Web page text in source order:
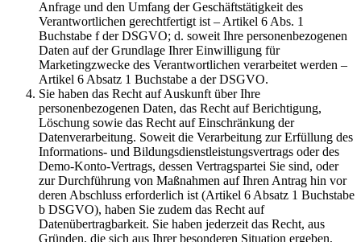
Anfrage und den Umfang der Geschäftstätigkeit des
Verantwortlichen gerechtfertigt ist – Artikel 6 Abs. 1
Buchstabe f der DSGVO; d. soweit Ihre personenbezogenen
Daten auf der Grundlage Ihrer Einwilligung für
Marketingzwecke des Verantwortlichen verarbeitet werden –
Artikel 6 Absatz 1 Buchstabe a der DSGVO.
Sie haben das Recht auf Auskunft über Ihre
personenbezogenen Daten, das Recht auf Berichtigung,
Löschung sowie das Recht auf Einschränkung der
Datenverarbeitung. Soweit die Verarbeitung zur Erfüllung des
Informations- und Bildungsdienstleistungsvertrags oder des
Demo-Konto-Vertrags, dessen Vertragspartei Sie sind, oder
zur Durchführung von Maßnahmen auf Ihren Antrag hin vor
deren Abschluss erforderlich ist (Artikel 6 Absatz 1 Buchstabe
b DSGVO), haben Sie zudem das Recht auf
Datenübertragbarkeit. Sie haben jederzeit das Recht, aus
Gründen, die sich aus Ihrer besonderen Situation ergeben,